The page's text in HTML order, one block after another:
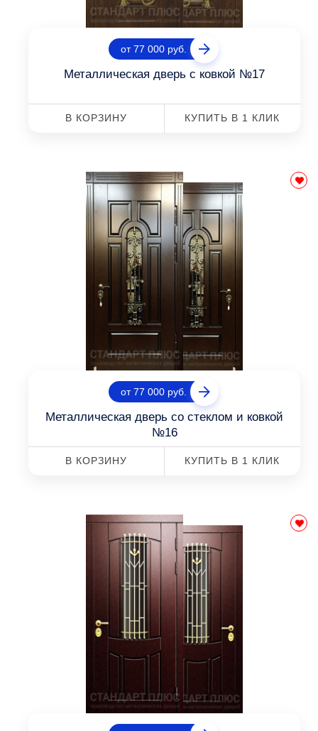
от 77 000 руб.
Металлическая дверь с ковкой №17
В КОРЗИНУ КУПИТЬ В 1 КЛИК
от 77 000 руб.
Металлическая дверь со стеклом и ковкой
№16
В КОРЗИНУ КУПИТЬ В 1 КЛИК